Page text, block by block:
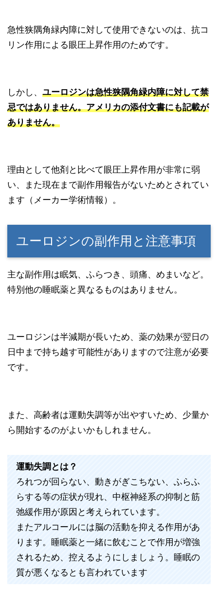
急性狭隅角緑内障に対して使用できないのは、抗コ
リン作用による眼圧上昇作用のためです。
しかし、 ユーロジンは急性狭隅角緑内障に対して禁
忌ではありません。アメリカの添付文書にも記載が
ありません。
理由として他剤と比べて眼圧上昇作用が非常に弱
い、また現在まで副作用報告がないためとされてい
ます（メーカー学術情報）。
ユーロジンの副作用と注意事項
主な副作用は眠気、ふらつき、頭痛、めまいなど。
特別他の睡眠薬と異なるものはありません。
ユーロジンは半減期が長いため、薬の効果が翌日の
日中まで持ち越す可能性がありますので注意が必要
です。
また、高齢者は運動失調等が出やすいため、少量か
ら開始するのがよいかもしれません。
運動失調とは？
ろれつが回らない、動きがぎこちない、ふらふ
らする等の症状が現れ、中枢神経系の抑制と筋
弛緩作用が原因と考えられています。
またアルコールには脳の活動を抑える作用があ
ります。睡眠薬と一緒に飲むことで作用が増強
されるため、控えるようにしましょう。睡眠の
質が悪くなるとも言われています